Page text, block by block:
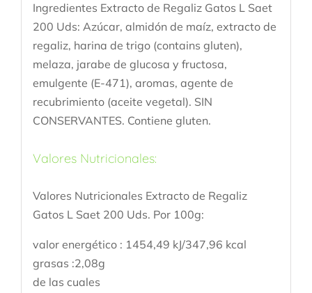
Ingredientes Extracto de Regaliz Gatos L Saet
200 Uds: Azúcar, almidón de maíz, extracto de
regaliz, harina de trigo (contains gluten),
melaza, jarabe de glucosa y fructosa,
emulgente (E-471), aromas, agente de
recubrimiento (aceite vegetal). SIN
CONSERVANTES. Contiene gluten.
Valores Nutricionales:
Valores Nutricionales Extracto de Regaliz
Gatos L Saet 200 Uds. Por 100g:
valor energético : 1454,49 kJ/347,96 kcal
grasas :2,08g
de las cuales